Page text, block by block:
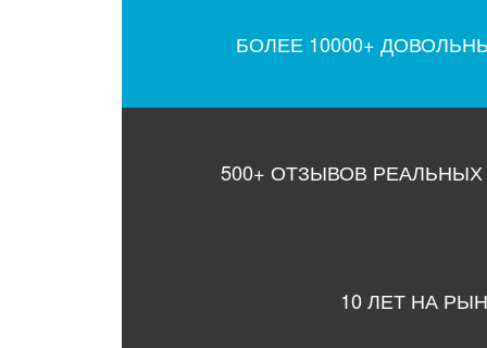
БОЛЕЕ 10000+
500+ ОТЗЫВОВ
10 ЛЕТ НА